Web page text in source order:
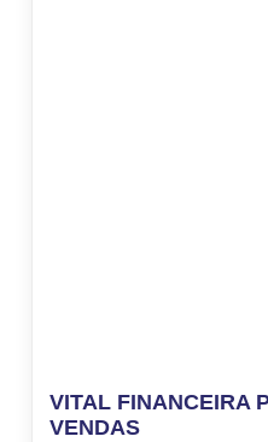
VITAL FINANCEIRA
VENDAS